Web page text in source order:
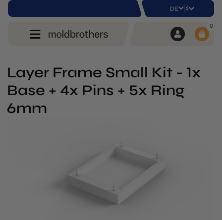
DE | $
0
Layer Frame Small Kit - 1x
Base + 4x Pins + 5x Ring
6mm